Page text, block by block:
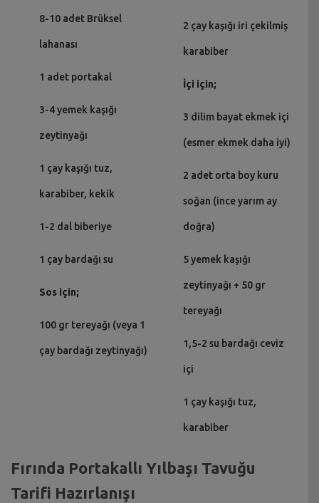
8-10 adet Brüksel
lahanası
1 adet portakal
3-4 yemek kaşığı
zeytinyağı
1 çay kaşığı tuz,
karabiber, kekik
1-2 dal biberiye
1 çay bardağı su
Sos için;
100 gr tereyağı (veya 1
çay bardağı zeytinyağı)
2 çay kaşığı iri çekilmiş
karabiber
İçi için;
3 dilim bayat ekmek içi
(esmer ekmek daha iyi)
2 adet orta boy kuru
soğan (ince yarım ay
doğra)
5 yemek kaşığı
zeytinyağı + 50 gr
tereyağı
1,5-2 su bardağı ceviz
içi
1 çay kaşığı tuz,
karabiber
Fırında Portakallı Yılbaşı Tavuğu
Tarifi Hazırlanışı